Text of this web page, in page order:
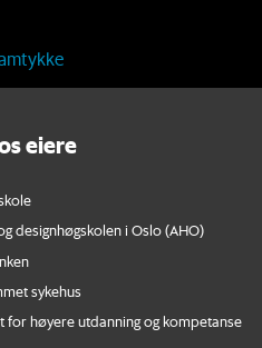
eiere
designhøgskolen i Oslo (AHO)
sykehus
for høyere utdanning og kompetanse